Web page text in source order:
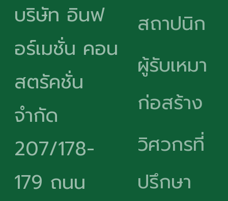
บริษัท อินฟ
อร์เมชั่น คอน
สตรัคชั่น
จำกัด
207/178-
179 ถนน
สถาปนิก
ผู้รับเหมา
ก่อสร้าง
วิศวกรที่
ปรึกษา